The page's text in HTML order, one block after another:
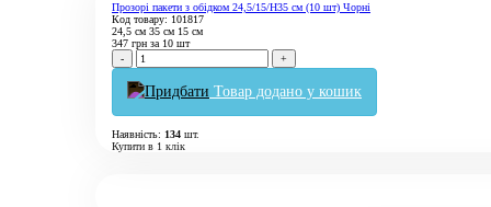
Прозорі пакети з обідком 24,5/15/Н35 cм (10 шт) Чорні
Код товару: 101817
24,5 см 35 см 15 см
347 грн за 10 шт
-
+
Товар додано у кошик
Наявність: 134 шт.
Купити в 1 клік